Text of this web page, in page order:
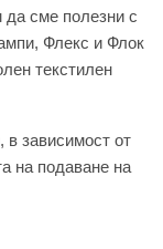
сме полезни с
Флекс и Флок
текстилен
в зависимост от
на подаване на